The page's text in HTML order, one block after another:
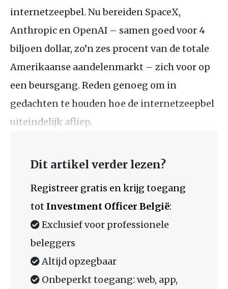
internetzeepbel. Nu bereiden SpaceX,
Anthropic en OpenAI – samen goed voor 4
biljoen dollar, zo’n zes procent van de totale
Amerikaanse aandelenmarkt – zich voor op
een beursgang. Reden genoeg om in
gedachten te houden hoe de internetzeepbel
uiteindelijk afliep.
Dit artikel verder lezen?
Registreer gratis en krijg toegang
tot Investment Officer België:
Exclusief voor professionele
beleggers
Altijd opzegbaar
Onbeperkt toegang: web, app,